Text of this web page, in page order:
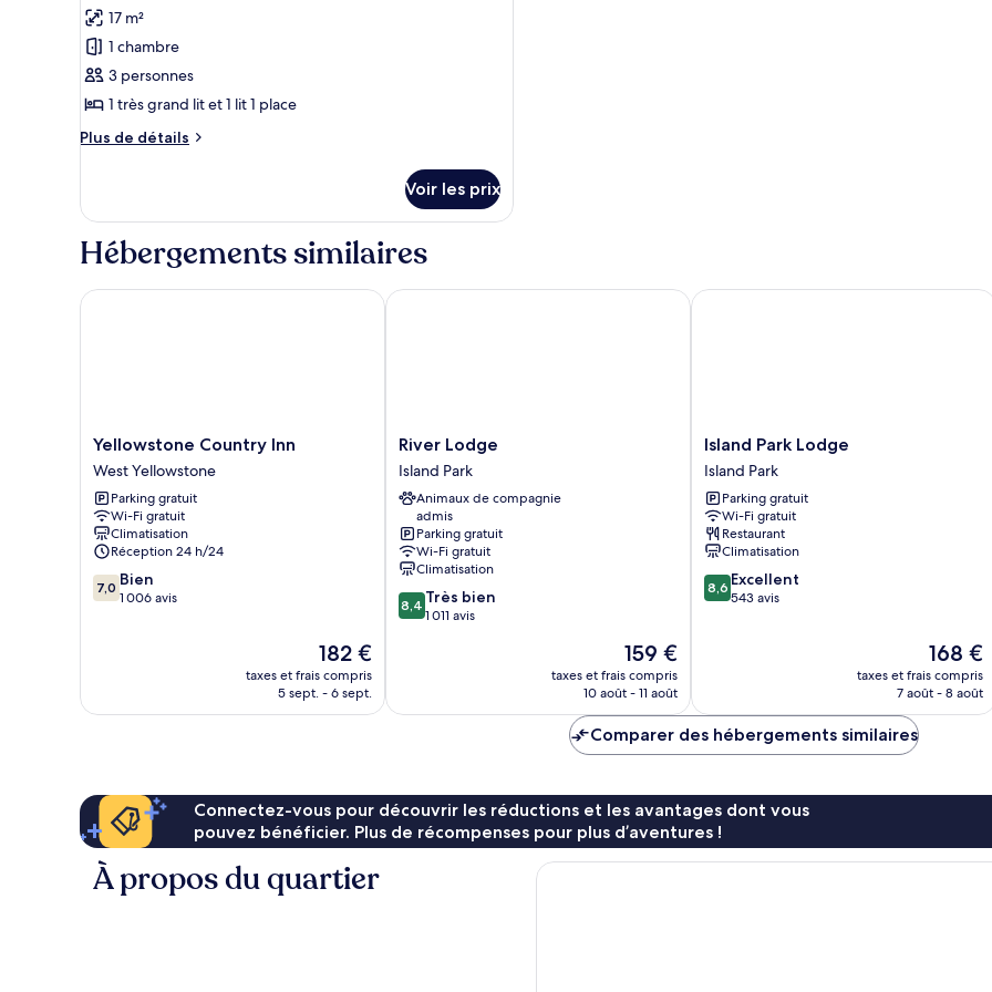
pour
ce
type
de
chambre :
Tente
17 m²
1 chambre
3 personnes
1 très grand lit et 1 lit 1 place
Plus de détails
Plus
le
type
de
Tente
Voir les prix
Hébergements similaires
Yellowstone
Country
Inn
West
Yellowstone
Yellowstone Country Inn
West Yellowstone
Parking gratuit
Wi-Fi gratuit
Climatisation
Réception 24 h/24
7.0
sur
7,0 Bien
1 006 avis
Le
nouveau
prix
182 €
taxes et frais compris
5 sept. - 6 sept.
Yellowstone Country Inn
River
Lodge
Island
Park
River Lodge
Island Park
Animaux de compagnie
admis
Parking gratuit
Wi-Fi gratuit
Climatisation
8.4
sur
8,4 Très bien
1 011 avis
Le
nouveau
prix
de
159 €
159 €
taxes et frais compris
10 août - 11 août
River Lodge
Island
Park
Lodge
Island
Park
Island Park Lodge
Island Park
Parking gratuit
Wi-Fi gratuit
Restaurant
Climatisation
8.6
sur
8,6 Excellent
543 avis
Le
nouveau
prix
168 €
taxes et frais compris
7 août - 8 août
Island Park Lodge
Comparer des hébergements similaires
Connectez-vous pour découvrir les réductions et les avantages dont vous
pouvez bénéficier. Plus de récompenses pour plus d’aventures !
À propos du quartier